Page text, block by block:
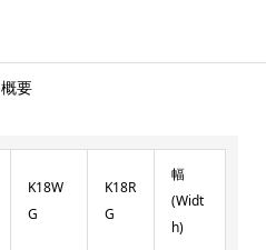
概要
K18W
G
K18R
G
幅
(Widt
h)